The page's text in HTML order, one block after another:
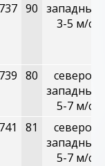
737 90 западный,
3-5 м/с
739 80
северо-
западный,
5-7 м/с
741 81
северо-
западный,
5-7 м/с